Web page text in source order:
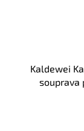
Kaldewei
souprava